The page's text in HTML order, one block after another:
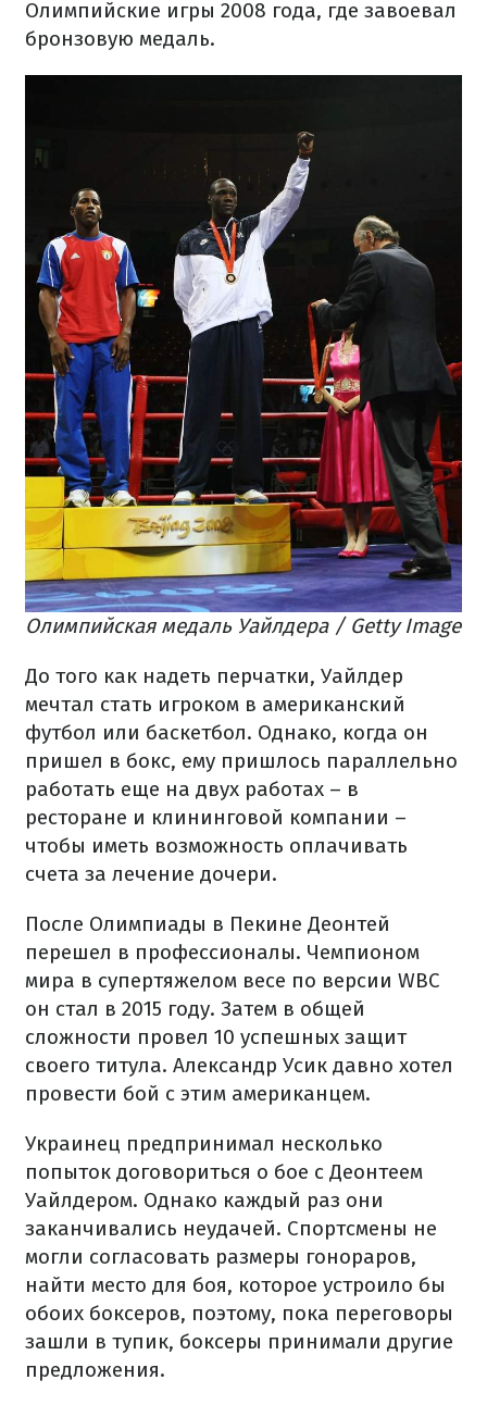
Олимпийские игры 2008 года, где завоевал
бронзовую медаль.
Олимпийская медаль Уайлдера / Getty Image
До того как надеть перчатки, Уайлдер
мечтал стать игроком в американский
футбол или баскетбол. Однако, когда он
пришел в бокс, ему пришлось параллельно
работать еще на двух работах – в
ресторане и клининговой компании –
чтобы иметь возможность оплачивать
счета за лечение дочери.
После Олимпиады в Пекине Деонтей
перешел в профессионалы. Чемпионом
мира в супертяжелом весе по версии WBC
он стал в 2015 году. Затем в общей
сложности провел 10 успешных защит
своего титула. Александр Усик давно хотел
провести бой с этим американцем.
Украинец предпринимал несколько
попыток договориться о бое с Деонтеем
Уайлдером. Однако каждый раз они
заканчивались неудачей. Спортсмены не
могли согласовать размеры гонораров,
найти место для боя, которое устроило бы
обоих боксеров, поэтому, пока переговоры
зашли в тупик, боксеры принимали другие
предложения.